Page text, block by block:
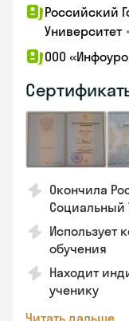
Российский
Университет •
ООО
Окончила
Социальный
Использует
обучения
Находит
ученику
Читать дальше